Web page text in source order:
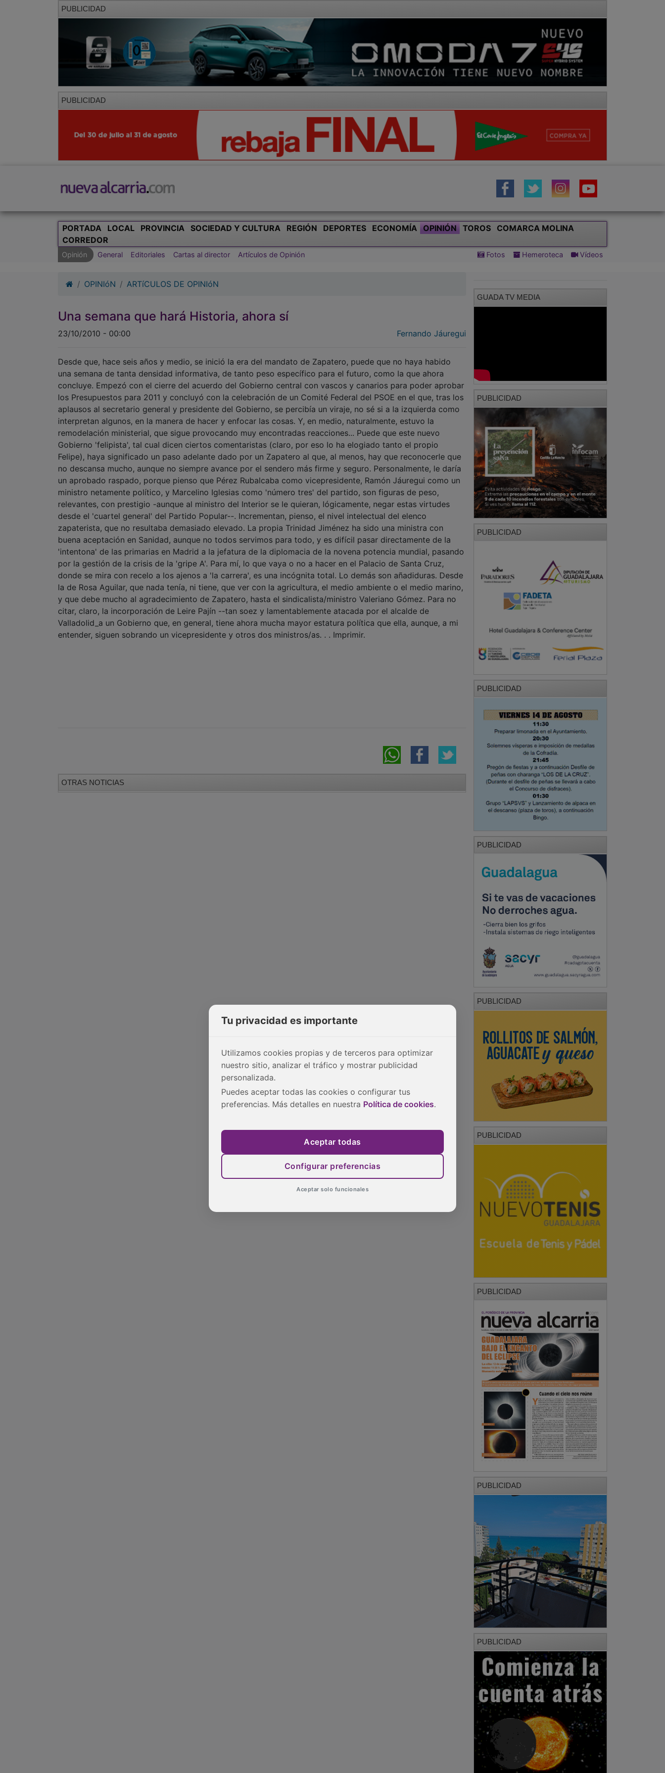
PUBLICIDAD
PUBLICIDAD
PORTADA LOCAL PROVINCIA SOCIEDAD Y CULTURA REGIÓN DEPORTES ECONOMÍA OPINIÓN TOROS
COMARCA MOLINA
CORREDOR
Opinión General Editoriales Cartas al director Artículos de Opinión Fotos Hemeroteca Vídeos
OPINIóN ARTíCULOS DE OPINIóN
Una semana que hará Historia, ahora sí
23/10/2010 - 00:00 Fernando Jáuregui
Desde que, hace seis años y medio, se inició la era del mandato de Zapatero, puede que no haya habido
una semana de tanta densidad informativa, de tanto peso específico para el futuro, como la que ahora
concluye. Empezó con el cierre del acuerdo del Gobierno central con vascos y canarios para poder aprobar
los Presupuestos para 2011 y concluyó con la celebración de un Comité Federal del PSOE en el que, tras los
aplausos al secretario general y presidente del Gobierno, se percibía un viraje, no sé si a la izquierda como
interpretan algunos, en la manera de hacer y enfocar las cosas. Y, en medio, naturalmente, estuvo la
remodelación ministerial, que sigue provocando muy encontradas reacciones... Puede que este nuevo
Gobierno 'felipista', tal cual dicen ciertos comentaristas (claro, por eso lo ha elogiado tanto el propio
Felipe), haya significado un paso adelante dado por un Zapatero al que, al menos, hay que reconocerle que
no descansa mucho, aunque no siempre avance por el sendero más firme y seguro. Personalmente, le daría
un aprobado raspado, porque pienso que Pérez Rubalcaba como vicepresidente, Ramón Jáuregui como un
ministro netamente político, y Marcelino Iglesias como 'número tres' del partido, son figuras de peso,
relevantes, con prestigio -aunque al ministro del Interior se le quieran, lógicamente, negar estas virtudes
desde el 'cuartel general' del Partido Popular--. Incrementan, pienso, el nivel intelectual del elenco
zapaterista, que no resultaba demasiado elevado. La propia Trinidad Jiménez ha sido una ministra con
buena aceptación en Sanidad, aunque no todos servimos para todo, y es difícil pasar directamente de la
'intentona' de las primarias en Madrid a la jefatura de la diplomacia de la novena potencia mundial, pasando
por la gestión de la crisis de la 'gripe A'. Para mí, lo que vaya o no a hacer en el Palacio de Santa Cruz,
donde se mira con recelo a los ajenos a 'la carrera', es una incógnita total. Lo demás son añadiduras. Desde
la de Rosa Aguilar, que nada tenía, ni tiene, que ver con la agricultura, el medio ambiente o el medio marino,
y que debe mucho al agradecimiento de Zapatero, hasta el sindicalista/ministro Valeriano Gómez. Para no
citar, claro, la incorporación de Leire Pajín --tan soez y lamentablemente atacada por el alcalde de
Valladolid_a un Gobierno que, en general, tiene ahora mucha mayor estatura política que ella, aunque, a mi
entender, siguen sobrando un vicepresidente y otros dos ministros/as. . . Imprimir.
OTRAS NOTICIAS
GUADA TV MEDIA
PUBLICIDAD
PUBLICIDAD
PUBLICIDAD
PUBLICIDAD
PUBLICIDAD
PUBLICIDAD
PUBLICIDAD
PUBLICIDAD
PUBLICIDAD
Tu privacidad es importante
Utilizamos cookies propias y de terceros para optimizar
nuestro sitio, analizar el tráfico y mostrar publicidad
personalizada.
Puedes aceptar todas las cookies o configurar tus
preferencias. Más detalles en nuestra Política de cookies.
Aceptar todas
Configurar preferencias
Aceptar solo funcionales